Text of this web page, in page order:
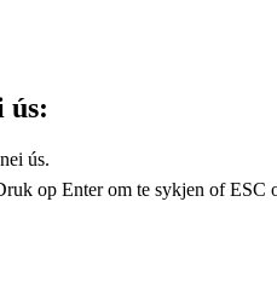
ús:
ús.
op Enter om te sykjen of ESC